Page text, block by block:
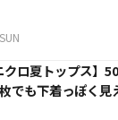
クロ夏トップス】
でも下着っぽく